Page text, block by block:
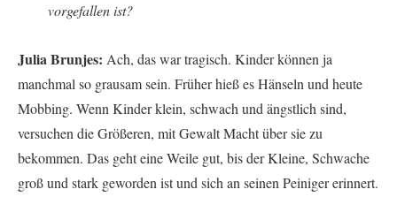
vorgefallen ist?
Julia Brunjes: Ach, das war tragisch. Kinder können ja
manchmal so grausam sein. Früher hieß es Hänseln und heute
Mobbing. Wenn Kinder klein, schwach und ängstlich sind,
versuchen die Größeren, mit Gewalt Macht über sie zu
bekommen. Das geht eine Weile gut, bis der Kleine, Schwache
groß und stark geworden ist und sich an seinen Peiniger erinnert.